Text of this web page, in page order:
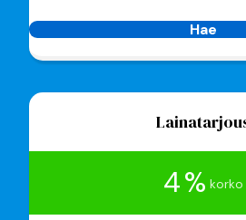
Hae
4 % korko